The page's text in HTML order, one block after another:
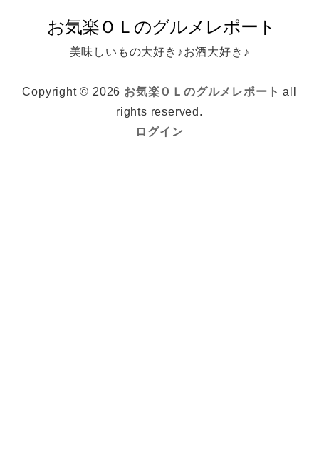
美味しいもの大好き♪お酒大好き♪
Copyright © 2026 お気楽ＯＬのグルメレポート all
rights reserved.
ログイン